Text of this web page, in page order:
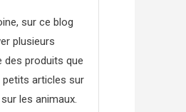
sur ce blog
plusieurs
des produits que
petits articles sur
les animaux.